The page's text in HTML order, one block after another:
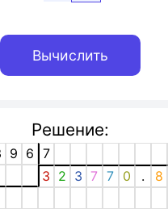
Решение:
9 6 7
3 2 3 7 7 0 . 8